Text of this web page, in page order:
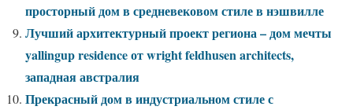
просторный дом в средневековом стиле в нэшвилле
Лучший архитектурный проект региона – дом мечты
yallingup residence от wright feldhusen architects,
западная австралия
Прекрасный дом в индустриальном стиле с